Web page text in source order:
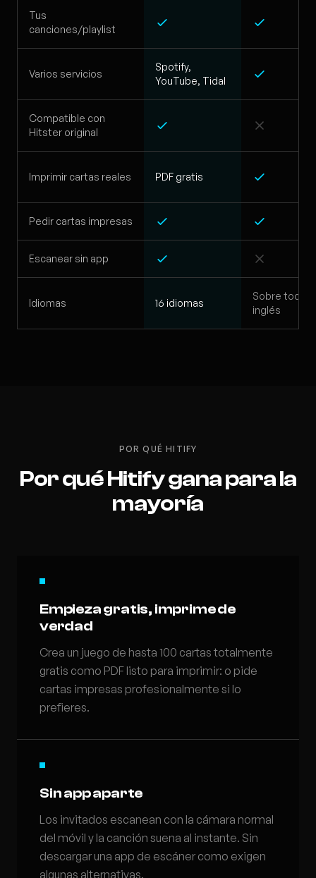
Tus
canciones/playlist
Varios servicios
Spotify,
YouTube, Tidal
Compatible con
Hitster original
Imprimir cartas reales PDF gratis
Pedir cartas impresas
Escanear sin app
Idiomas 16 idiomas
Sobre todo
inglés
POR QUÉ HITIFY
Por qué Hitify gana para la
mayoría
Empieza gratis, imprime de
verdad
Crea un juego de hasta 100 cartas totalmente
gratis como PDF listo para imprimir: o pide
cartas impresas profesionalmente si lo
prefieres.
Sin app aparte
Los invitados escanean con la cámara normal
del móvil y la canción suena al instante. Sin
descargar una app de escáner como exigen
algunas alternativas.